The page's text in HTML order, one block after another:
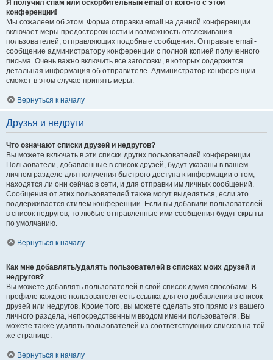
Я получил спам или оскорбительный email от кого-то с этой
конференции!
Мы сожалеем об этом. Форма отправки email на данной конференции
включает меры предосторожности и возможность отслеживания
пользователей, отправляющих подобные сообщения. Отправьте email-
сообщение администратору конференции с полной копией полученного
письма. Очень важно включить все заголовки, в которых содержится
детальная информация об отправителе. Администратор конференции
сможет в этом случае принять меры.
Вернуться к началу
Друзья и недруги
Что означают списки друзей и недругов?
Вы можете включать в эти списки других пользователей конференции.
Пользователи, добавленные в список друзей, будут указаны в вашем
личном разделе для получения быстрого доступа к информации о том,
находятся ли они сейчас в сети, и для отправки им личных сообщений.
Сообщения от этих пользователей также могут выделяться, если это
поддерживается стилем конференции. Если вы добавили пользователей
в список недругов, то любые отправленные ими сообщения будут скрыты
по умолчанию.
Вернуться к началу
Как мне добавлять/удалять пользователей в списках моих друзей и
недругов?
Вы можете добавлять пользователей в свой список двумя способами. В
профиле каждого пользователя есть ссылка для его добавления в список
друзей или недругов. Кроме того, вы можете сделать это прямо из вашего
личного раздела, непосредственным вводом имени пользователя. Вы
можете также удалять пользователей из соответствующих списков на той
же странице.
Вернуться к началу